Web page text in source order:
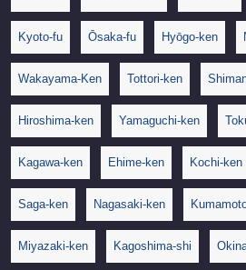
Kyoto-fu Ōsaka-fu Hyōgo-ken
Wakayama-Ken Tottori-ken
Hiroshima-ken Yamaguchi-ken
Kagawa-ken Ehime-ken Kochi-ken
Saga-ken Nagasaki-ken
Miyazaki-ken Kagoshima-shi